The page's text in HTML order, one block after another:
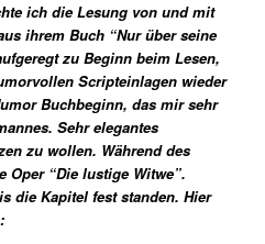
ich die Lesung von und mit
ihrem Buch “Nur über seine
zu Beginn beim Lesen,
Scripteinlagen wieder
Buchbeginn, das mir sehr
Sehr elegantes
zu wollen. Während des
Oper “Die lustige Witwe”.
die Kapitel fest standen. Hier